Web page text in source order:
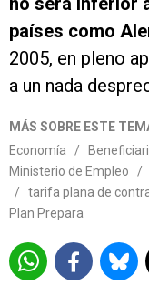
países como
2005, en pleno
a un nada
MÁS SOBRE ESTE
Economía
/
Ministerio de Empleo
/
/
tarifa plana de
Plan Prepara